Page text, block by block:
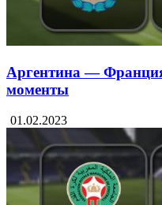
Аргентина —
моменты
01.02.2023